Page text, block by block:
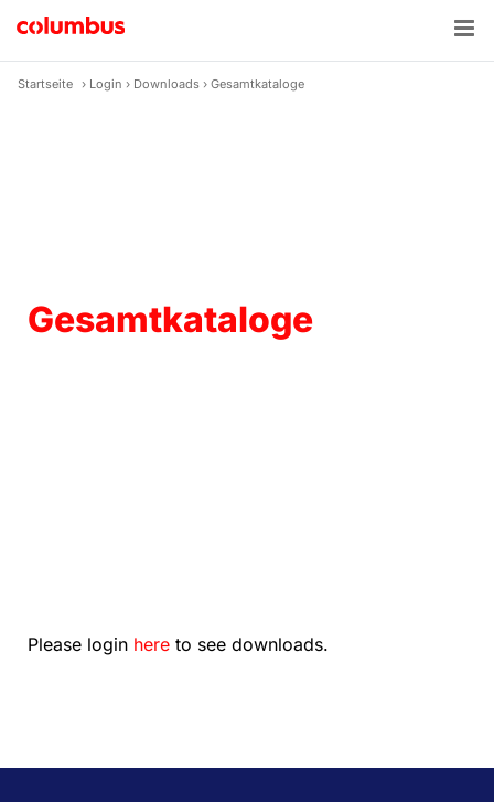
Inhalt
springen
Startseite › Login › Downloads › Gesamtkataloge
Gesamtkataloge
Please login here to see downloads.